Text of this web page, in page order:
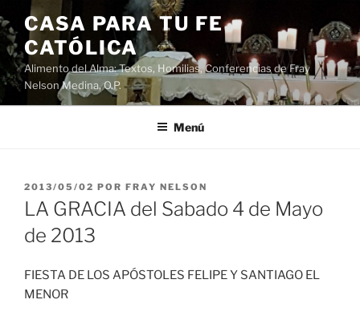
Saltar
al
contenido
CASA PARA TU FE
CATÓLICA
Alimento del Alma: Textos, Homilias, Conferencias de Fray
Nelson Medina, O.P.
Menú
PUBLICADO
EL
2013/05/02 POR FRAY NELSON
LA GRACIA del Sabado 4 de Mayo
de 2013
FIESTA DE LOS APÓSTOLES FELIPE Y SANTIAGO EL
MENOR